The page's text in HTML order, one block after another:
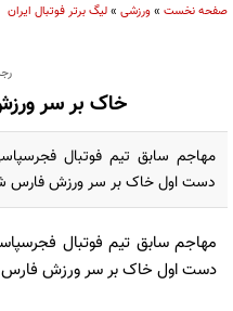
صفحه نخست »ورزشی »لیگ برتر فوتبال ایران
خاک بر سر
مهاجم سابق تيم فوتبال
دست اول خاک بر سر ورزش فارس
مهاجم سابق تيم فوتبال
دست اول خاک بر سر ورزش